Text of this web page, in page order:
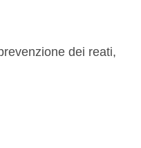
dei reati,